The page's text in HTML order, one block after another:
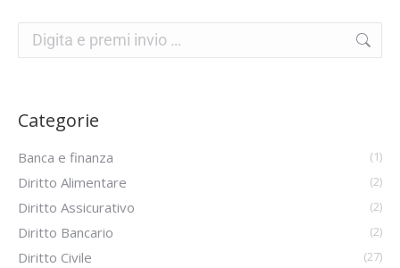
Categorie
Banca e finanza (1)
Diritto Alimentare (2)
Diritto Assicurativo (2)
Diritto Bancario (2)
Diritto Civile (27)